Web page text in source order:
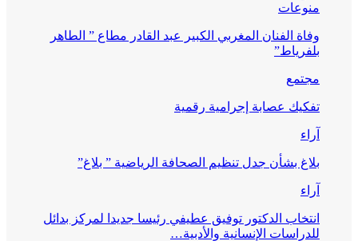
منوعات
وفاة الفنان المغربي الكبير عبد القادر مطاع ” الطاهر
بلفرياط”
مجتمع
تفكيك عصابة إجرامية رقمية
آراء
بلاغ بشأن جدل تنظيم الصحافة الرياضية ” بلاغ”
آراء
انتخاب الدكتور توفيق عطيفي رئيسا جديدا لمركز بدائل
للدراسات الإنسانية والأدبية…